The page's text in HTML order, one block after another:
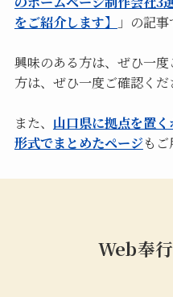
をご紹介します】
」の記
興味のある方は、ぜひ一
方は、ぜひ一度ご確認くだ
また、 山口県に拠点を置
形式でまとめたページもご
Web奉